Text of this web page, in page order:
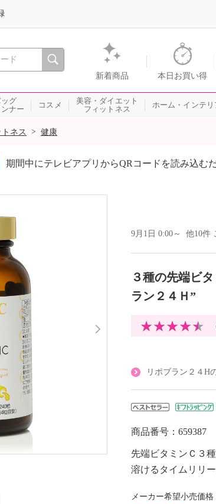
間を。通販・テレビショッピングのショップチャンネル
新着商品 本日お買い得
グ
ナー
コスメ
美容・ダイエット
フィットネス
ホーム・インテリ
ネス > 健康
期間中にテレビアプリからQRコードを読み込む
9月1日 0:00～ 他10件
３種の先端ビ
ラン２４Ｈ”
リポブラン２４H
商品番号：659387
先端ビタミンＣ３
溶けるタイムリリー
メーカー希望小売価格